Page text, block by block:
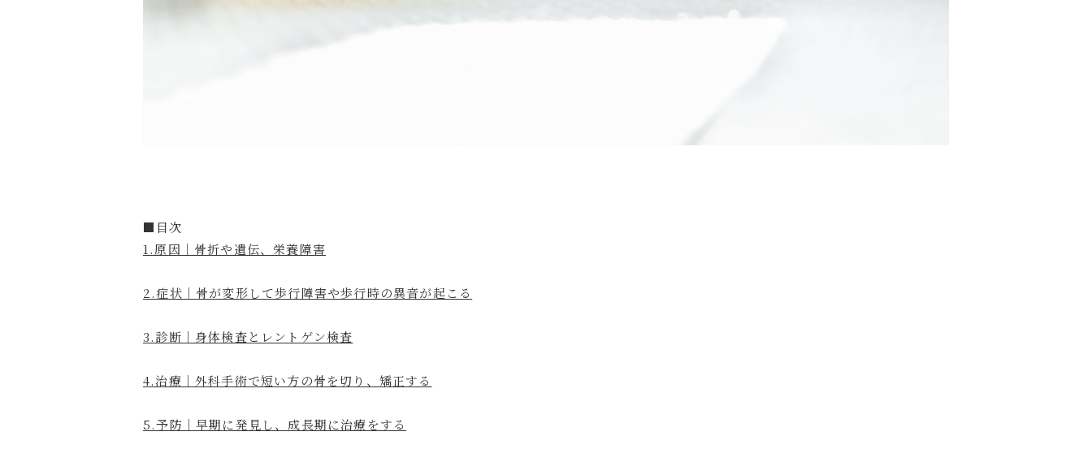
■目次
1.原因｜骨折や遺伝、栄養障害
2.症状｜骨が変形して歩行障害や歩行時の異音が起こる
3.診断｜身体検査とレントゲン検査
4.治療｜外科手術で短い方の骨を切り、矯正する
5.予防｜早期に発見し、成長期に治療をする